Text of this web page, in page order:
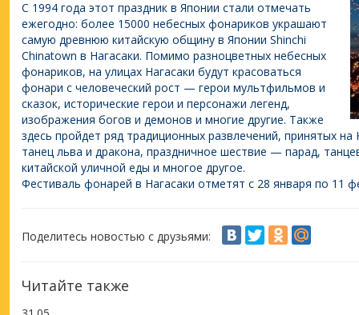
С 1994 года этот праздник в Японии стали отмечать
ежегодно: более 15000 небесных фонариков украшают
самую древнюю китайскую общину в Японии Shinchi
Chinatown в Нагасаки. Помимо разноцветных небесных
фонариков, на улицах Нагасаки будут красоваться
фонари с человеческий рост — герои мультфильмов и
сказок, исторические герои и персонажи легенд,
изображения богов и демонов и многие другие. Также
здесь пройдет ряд традиционных развлечений, принятых
танец льва и дракона, праздничное шествие — парад,
китайской уличной еды и многое другое.
Фестиваль фонарей в Нагасаки отметят с 28 января по 11
Поделитесь новостью с друзьями:
Читайте также